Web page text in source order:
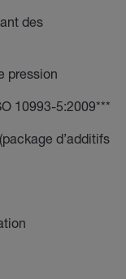
des
pression
10993-5:2009***
d’additifs